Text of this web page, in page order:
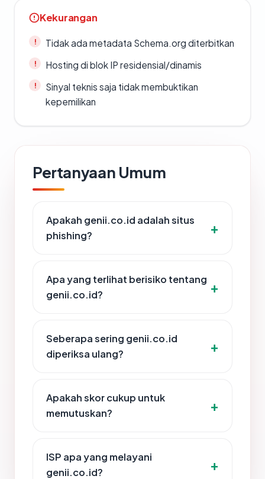
Kekurangan
Tidak ada metadata Schema.org diterbitkan
Hosting di blok IP residensial/dinamis
Sinyal teknis saja tidak membuktikan
kepemilikan
Pertanyaan Umum
Apakah genii.co.id adalah situs
phishing?
Apa yang terlihat berisiko tentang
genii.co.id?
Seberapa sering genii.co.id
diperiksa ulang?
Apakah skor cukup untuk
memutuskan?
ISP apa yang melayani
genii.co.id?